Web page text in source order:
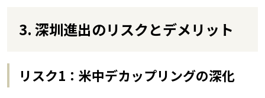
3. 深圳進出のリスクとデメリット
リスク1：米中デカップリングの深化